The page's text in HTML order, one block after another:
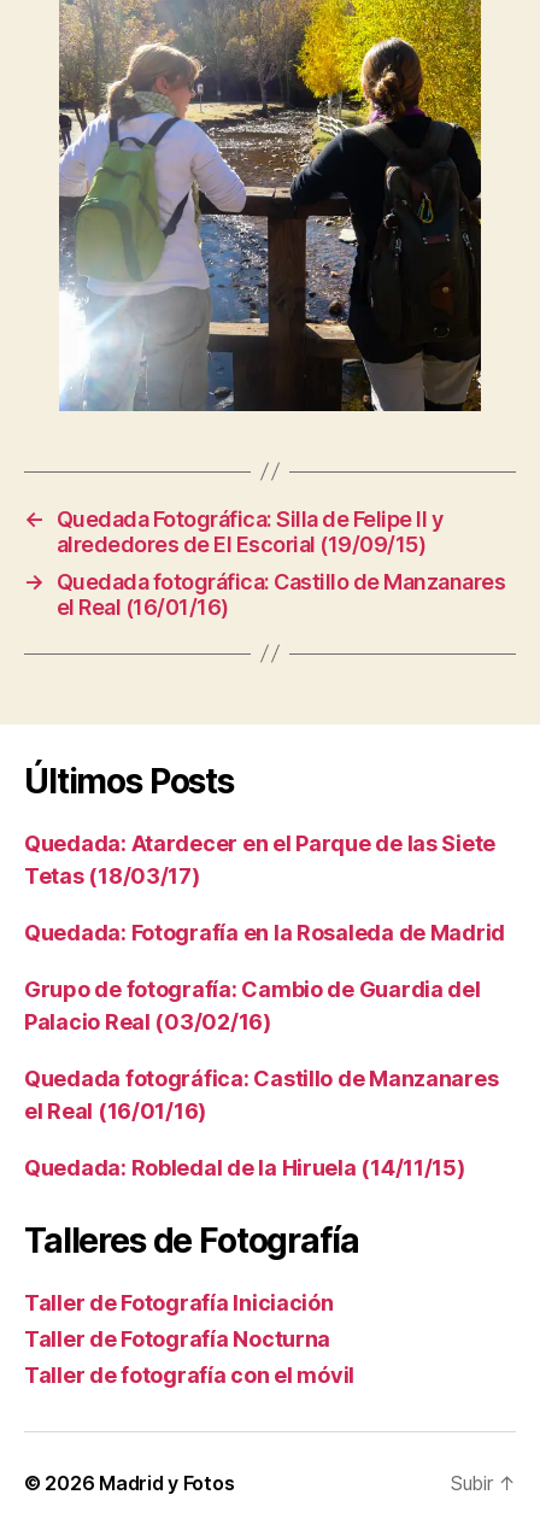
←
Quedada Fotográfica: Silla de Felipe II y
alrededores de El Escorial (19/09/15)
→
Quedada fotográfica: Castillo de Manzanares
el Real (16/01/16)
Últimos Posts
Quedada: Atardecer en el Parque de las Siete
Tetas (18/03/17)
Quedada: Fotografía en la Rosaleda de Madrid
Grupo de fotografía: Cambio de Guardia del
Palacio Real (03/02/16)
Quedada fotográfica: Castillo de Manzanares
el Real (16/01/16)
Quedada: Robledal de la Hiruela (14/11/15)
Talleres de Fotografía
Taller de Fotografía Iniciación
Taller de Fotografía Nocturna
Taller de fotografía con el móvil
© 2026 Madrid y Fotos Subir ↑